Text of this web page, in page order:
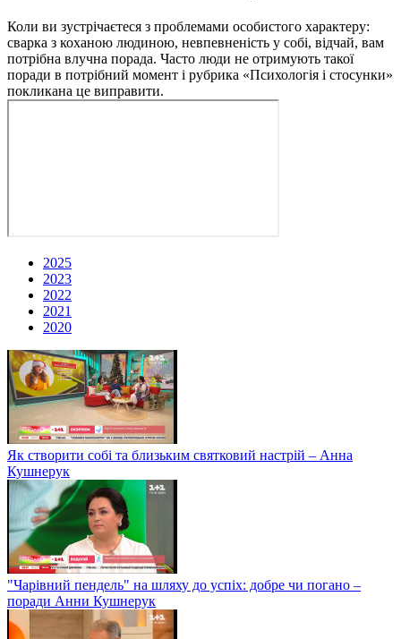
Коли ви зустрічаєтеся з проблемами особистого характеру:
сварка з коханою людиною, невпевненість у собі, відчай, вам
потрібна влучна порада. Часто люди не отримують такої
поради в потрібний момент і рубрика «Психологія і стосунки»
покликана це виправити.
2025
2023
2022
2021
2020
Як створити собі та близьким святковий настрій – Анна
Кушнерук
"Чарівний пендель" на шляху до успіх: добре чи погано –
поради Анни Кушнерук